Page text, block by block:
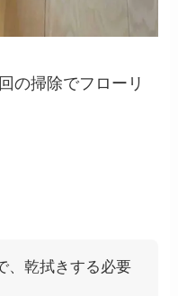
の掃除でフローリ
、乾拭きする必要